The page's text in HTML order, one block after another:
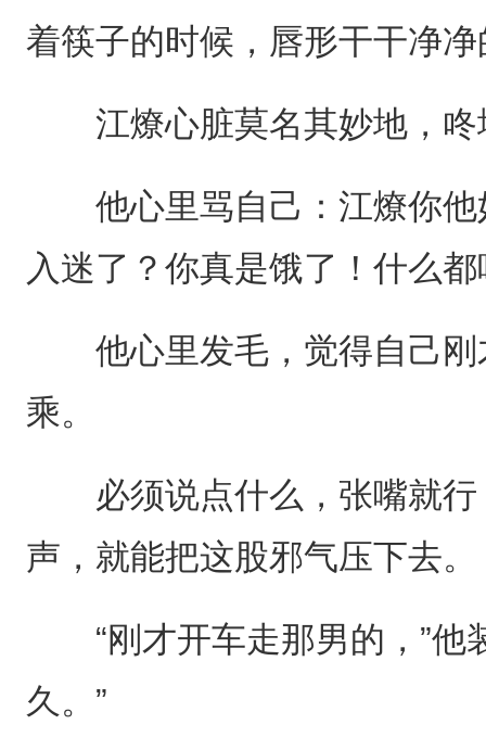
着筷子的时候，唇形干干净净
江燎心脏莫名其妙地，咚
他心里骂自己：江燎你他
入迷了？你真是饿了！什么
他心里发毛，觉得自己刚
乘。
必须说点什么，张嘴就行
声，就能把这股邪气压下去。
“刚才开车走那男的，”他
久。”